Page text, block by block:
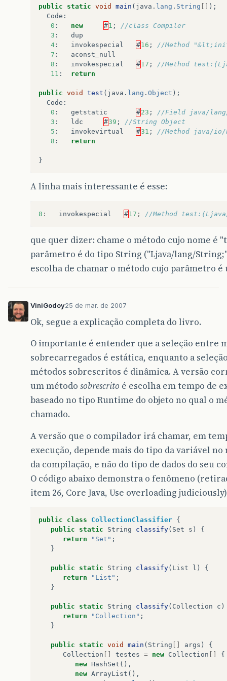
public static void main ( java . lang . String
);
Code :
0 : new #1 ;
//class Compiler
3 :
dup
4 : invokespecial #16 ;
//Method
7 :
aconst_null
8 : invokespecial #17 ;
//Method
11 : return
public void test ( java . lang . Object );
Code :
0 : getstatic #23 ;
//Field java/
3 : ldc #39 ;
//String Object
5 : invokevirtual #31 ;
//Method java/
8 : return
}
A linha mais interessante é esse:
8 : invokespecial #17 ; //Method
que quer dizer: chame o método cujo nome é
parâmetro é do tipo String ("Ljava/lang/
escolha de chamar o método cujo parâmetro é
ViniGodoy25 de mar. de 2007
Ok, segue a explicação completa do livro.
O importante é entender que a seleção entre
sobrecarregados é estática, enquanto a
métodos sobrescritos é dinâmica. A versão
um método sobrescrito é escolha em tempo de
baseado no tipo Runtime do objeto no qual o
chamado.
A versão que o compilador irá chamar, em
execução, depende mais do tipo da variável
da compilação, e não do tipo de dados do seu
O código abaixo demonstra o fenômeno
item 26, Core Java, Use overloading judiciously)
public class CollectionClassifier {
public
static String classify( Set s )
{
return
"Set" ;
}
public static String classify( List l )
{
return
"List" ;
}
public static String classify( Collection c )
return
"Collection" ;
}
public static void main ( String args )
{
Collection
testes = new Collection
{
new HashSet (),
new ArrayList (),